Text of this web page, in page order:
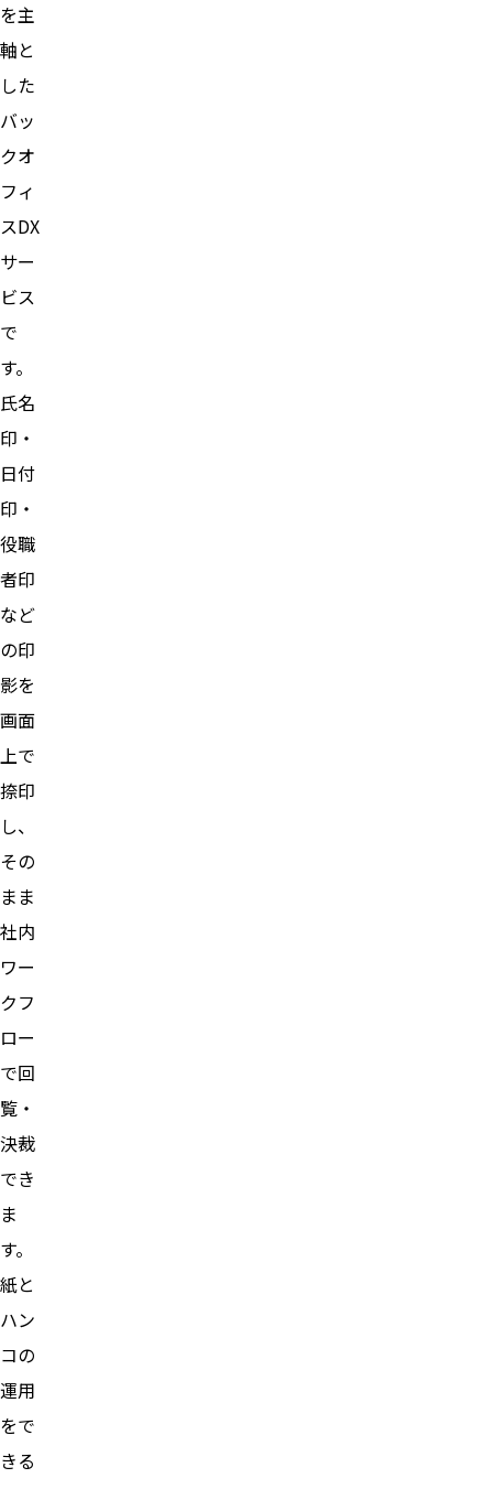
を主
軸と
した
バッ
クオ
フィ
スDX
サー
ビス
で
す。
氏名
印・
日付
印・
役職
者印
など
の印
影を
画面
上で
捺印
し、
その
まま
社内
ワー
クフ
ロー
で回
覧・
決裁
でき
ま
す。
紙と
ハン
コの
運用
をで
きる